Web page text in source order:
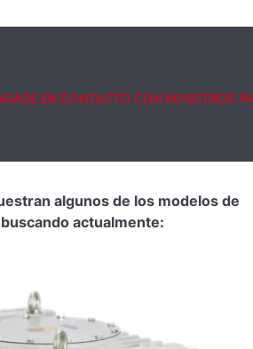
EN CONTACTO CON NOSOTROS
algunos de los modelos de
actualmente: